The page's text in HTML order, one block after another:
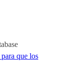
que los